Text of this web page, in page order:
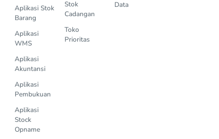
Aplikasi Stok
Barang
Aplikasi
WMS
Aplikasi
Akuntansi
Aplikasi
Pembukuan
Aplikasi
Stock
Opname
Stok
Cadangan
Toko
Prioritas
Data